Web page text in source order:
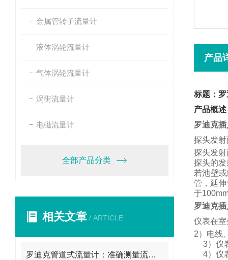
金属管转子流量计
液体涡轮流量计
气体涡轮流量计
涡街流量计
电磁流量计
全部产品分类
相关文章 / ARTICLE
罗迪克管道式流量计：准确测量流体的精密工具
产品
标题：
产品概述
罗迪克
探头发
探头发
探头的
若池壁
管，延
于
罗迪克
仪表在
2）电线
3）仪
4）仪